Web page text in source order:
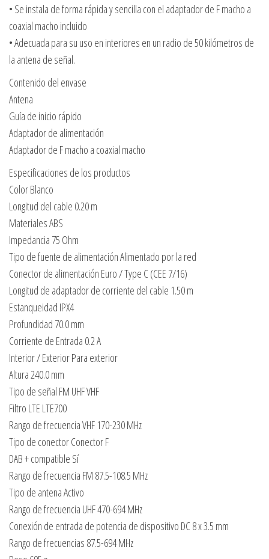
• Se instala de forma rápida y sencilla con el adaptador de F macho a
coaxial macho incluido
• Adecuada para su uso en interiores en un radio de 50 kilómetros de
la antena de señal.
Contenido del envase
Antena
Guía de inicio rápido
Adaptador de alimentación
Adaptador de F macho a coaxial macho
Especificaciones de los productos
Color Blanco
Longitud del cable 0.20 m
Materiales ABS
Impedancia 75 Ohm
Tipo de fuente de alimentación Alimentado por la red
Conector de alimentación Euro / Type C (CEE 7/16)
Longitud de adaptador de corriente del cable 1.50 m
Estanqueidad IPX4
Profundidad 70.0 mm
Corriente de Entrada 0.2 A
Interior / Exterior Para exterior
Altura 240.0 mm
Tipo de señal FM UHF VHF
Filtro LTE LTE700
Rango de frecuencia VHF 170-230 MHz
Tipo de conector Conector F
DAB + compatible Sí
Rango de frecuencia FM 87.5-108.5 MHz
Tipo de antena Activo
Rango de frecuencia UHF 470-694 MHz
Conexión de entrada de potencia de dispositivo DC 8 x 3.5 mm
Rango de frecuencias 87.5-694 MHz